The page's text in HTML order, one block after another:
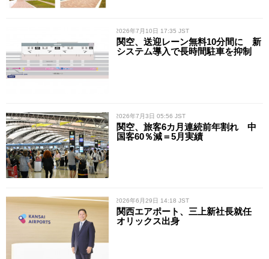
/ 2026年7月10日 17:35 JST
関空、送迎レーン無料10分間に 新
システム導入で長時間駐車を抑制
/ 2026年7月3日 05:56 JST
関空、旅客6カ月連続前年割れ 中
国客60％減＝5月実績
/ 2026年6月29日 14:18 JST
関西エアポート、三上新社長就任
オリックス出身